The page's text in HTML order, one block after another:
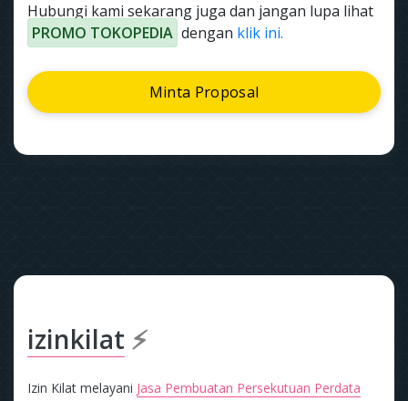
Hubungi kami sekarang juga dan jangan lupa lihat
PROMO TOKOPEDIA dengan klik ini.
Minta Proposal
izinkilat ⚡
Izin Kilat melayani Jasa Pembuatan Persekutuan Perdata